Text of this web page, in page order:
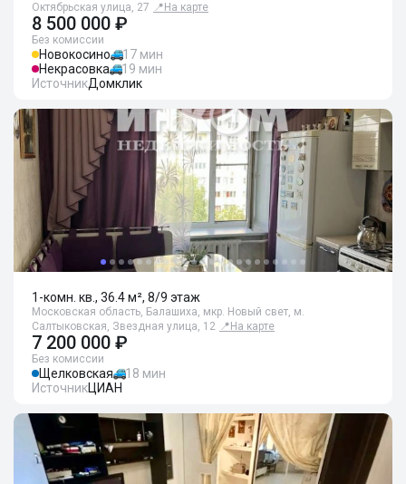
Октябрьская улица, 27 📍 На карте
8 500 000 ₽
Без комиссии
Новокосино
17 мин
Некрасовка
19 мин
ИсточникДомклик
1-комн. кв., 36.4 м², 8/9 этаж
Московская область, Балашиха, мкр. Новый свет, м.
Салтыковская, Звездная улица, 12 📍 На карте
7 200 000 ₽
Без комиссии
Щелковская
18 мин
ИсточникЦИАН